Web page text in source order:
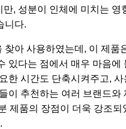
, 성분이 인체에 미치는 영
니다.
찾아 사용하였는데, 이 제품
있다는 점에서 매우 마음에
한 시간도 단축시켜주고, 사
이 추천하는 여러 브랜드와
제품의 장점이 더욱 강조되